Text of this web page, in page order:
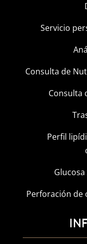
Servicio
Consulta de
Consulta
Perfil
Perforación de